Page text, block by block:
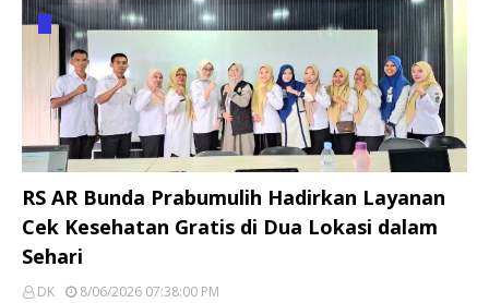
RS AR Bunda Prabumulih Hadirkan Layanan
Cek Kesehatan Gratis di Dua Lokasi dalam
Sehari
DK
8/06/2026 07:38:00 PM